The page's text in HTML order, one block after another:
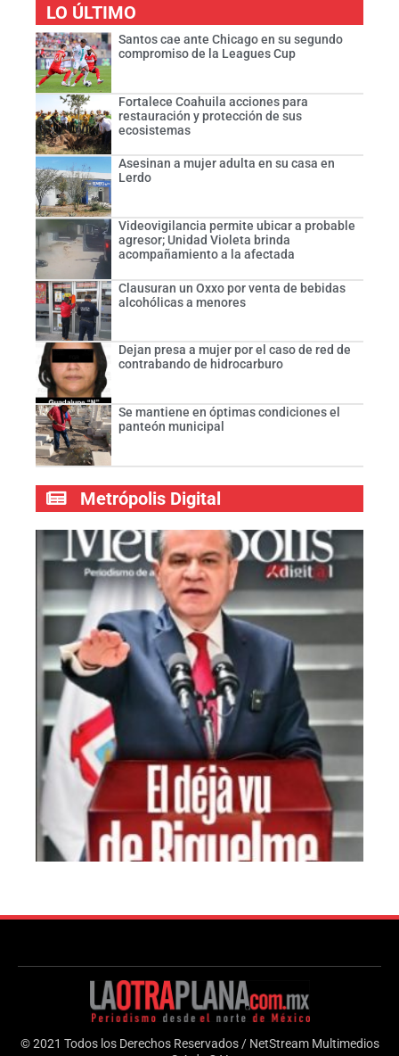
LO ÚLTIMO
Santos cae ante Chicago en su segundo
compromiso de la Leagues Cup
Fortalece Coahuila acciones para
restauración y protección de sus
ecosistemas
Asesinan a mujer adulta en su casa en
Lerdo
Videovigilancia permite ubicar a probable
agresor; Unidad Violeta brinda
acompañamiento a la afectada
Clausuran un Oxxo por venta de bebidas
alcohólicas a menores
Dejan presa a mujer por el caso de red de
contrabando de hidrocarburo
Se mantiene en óptimas condiciones el
panteón municipal
Metrópolis Digital
© 2021 Todos los Derechos Reservados / NetStream Multimedios